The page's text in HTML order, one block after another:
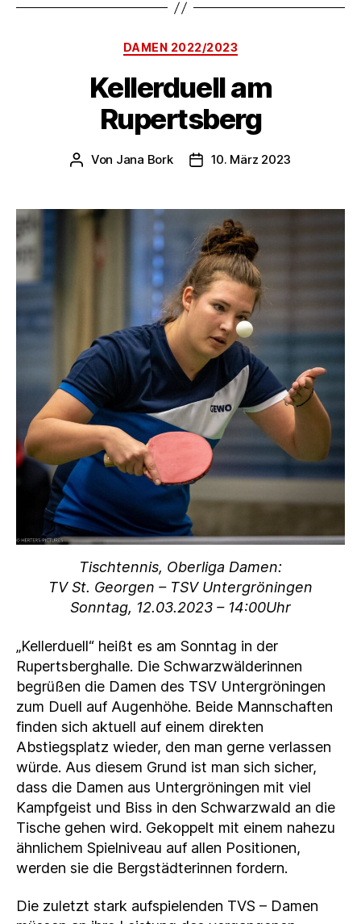
Kategorien
DAMEN 2022/2023
Kellerduell am
Rupertsberg
Beitragsautor
Von Jana Bork Veröffentlichungsdatum
10. März 2023
Tischtennis, Oberliga Damen:
TV St. Georgen – TSV Untergröningen
Sonntag, 12.03.2023 – 14:00Uhr
„Kellerduell“ heißt es am Sonntag in der
Rupertsberghalle. Die Schwarzwälderinnen
begrüßen die Damen des TSV Untergröningen
zum Duell auf Augenhöhe. Beide Mannschaften
finden sich aktuell auf einem direkten
Abstiegsplatz wieder, den man gerne verlassen
würde. Aus diesem Grund ist man sich sicher,
dass die Damen aus Untergröningen mit viel
Kampfgeist und Biss in den Schwarzwald an die
Tische gehen wird. Gekoppelt mit einem nahezu
ähnlichem Spielniveau auf allen Positionen,
werden sie die Bergstädterinnen fordern.
Die zuletzt stark aufspielenden TVS – Damen